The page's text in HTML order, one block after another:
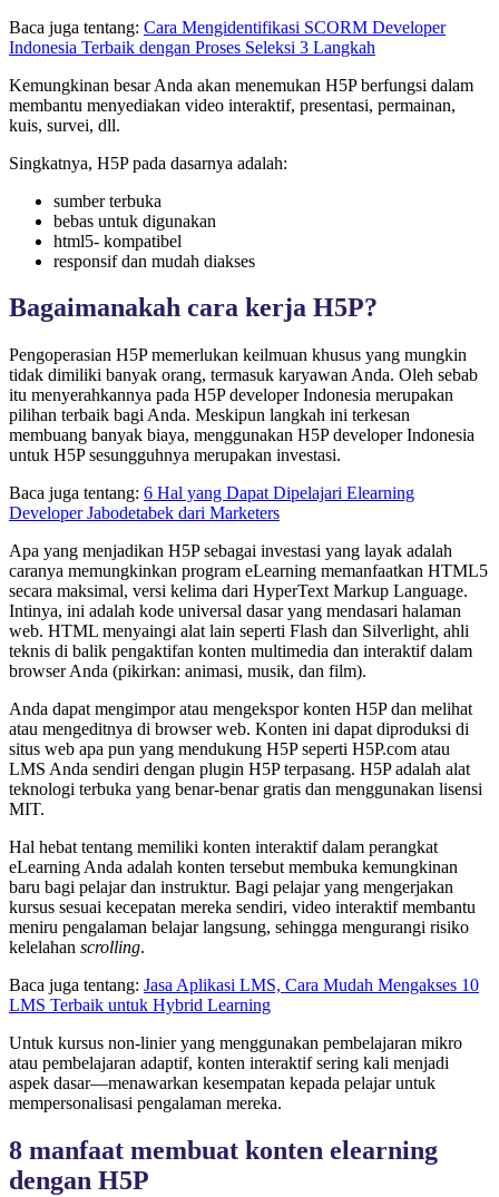
Baca juga tentang: Cara Mengidentifikasi SCORM Developer
Indonesia Terbaik dengan Proses Seleksi 3 Langkah
Kemungkinan besar Anda akan menemukan H5P berfungsi dalam
membantu menyediakan video interaktif, presentasi, permainan,
kuis, survei, dll.
Singkatnya, H5P pada dasarnya adalah:
sumber terbuka
bebas untuk digunakan
html5- kompatibel
responsif dan mudah diakses
Bagaimanakah cara kerja H5P?
Pengoperasian H5P memerlukan keilmuan khusus yang mungkin
tidak dimiliki banyak orang, termasuk karyawan Anda. Oleh sebab
itu menyerahkannya pada H5P developer Indonesia merupakan
pilihan terbaik bagi Anda. Meskipun langkah ini terkesan
membuang banyak biaya, menggunakan H5P developer Indonesia
untuk H5P sesungguhnya merupakan investasi.
Baca juga tentang: 6 Hal yang Dapat Dipelajari Elearning
Developer Jabodetabek dari Marketers
Apa yang menjadikan H5P sebagai investasi yang layak adalah
caranya memungkinkan program eLearning memanfaatkan HTML5
secara maksimal, versi kelima dari HyperText Markup Language.
Intinya, ini adalah kode universal dasar yang mendasari halaman
web. HTML menyaingi alat lain seperti Flash dan Silverlight, ahli
teknis di balik pengaktifan konten multimedia dan interaktif dalam
browser Anda (pikirkan: animasi, musik, dan film).
Anda dapat mengimpor atau mengekspor konten H5P dan melihat
atau mengeditnya di browser web. Konten ini dapat diproduksi di
situs web apa pun yang mendukung H5P seperti H5P.com atau
LMS Anda sendiri dengan plugin H5P terpasang. H5P adalah alat
teknologi terbuka yang benar-benar gratis dan menggunakan lisensi
MIT.
Hal hebat tentang memiliki konten interaktif dalam perangkat
eLearning Anda adalah konten tersebut membuka kemungkinan
baru bagi pelajar dan instruktur. Bagi pelajar yang mengerjakan
kursus sesuai kecepatan mereka sendiri, video interaktif membantu
meniru pengalaman belajar langsung, sehingga mengurangi risiko
kelelahan scrolling.
Baca juga tentang: Jasa Aplikasi LMS, Cara Mudah Mengakses 10
LMS Terbaik untuk Hybrid Learning
Untuk kursus non-linier yang menggunakan pembelajaran mikro
atau pembelajaran adaptif, konten interaktif sering kali menjadi
aspek dasar—menawarkan kesempatan kepada pelajar untuk
mempersonalisasi pengalaman mereka.
8 manfaat membuat konten elearning
dengan H5P